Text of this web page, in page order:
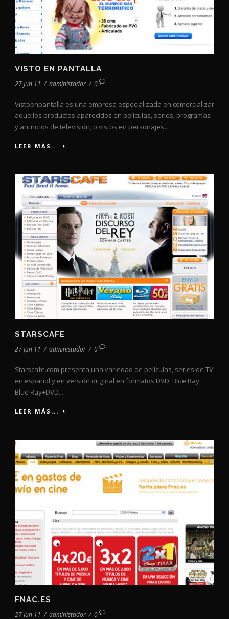
VISTO EN PANTALLA
27 Jun 11 / administador / 0
Vistoenpantalla es una empresa especializada en comercializar
aquellos productos aparecidos en películas, series, programas
y anuncios de televisión, o vistos en personajes...
LEER MÁS...
STARSCAFE
27 Jun 11 / administador / 0
Starscafe.com presenta una variedad de películas, series de TV
en español y en versión original en formatos DVD, Blue Ray,
Blue Ray+DVD...
LEER MÁS...
FNAC.ES
27 Jun 11 / administador / 0